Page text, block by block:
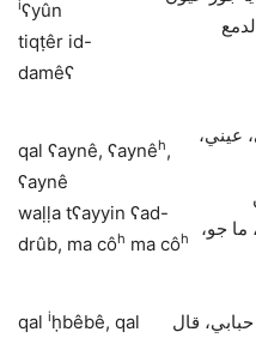
iʕyûn
tiqṭêr id-
damêʕ
qal ʕaynê, ʕaynêh,
ʕaynê
waḷḷa tʕayyin ʕad-
drûb, ma côh ma côh
عيني،
ما جو،
qal iḥbêbê, qal
قال